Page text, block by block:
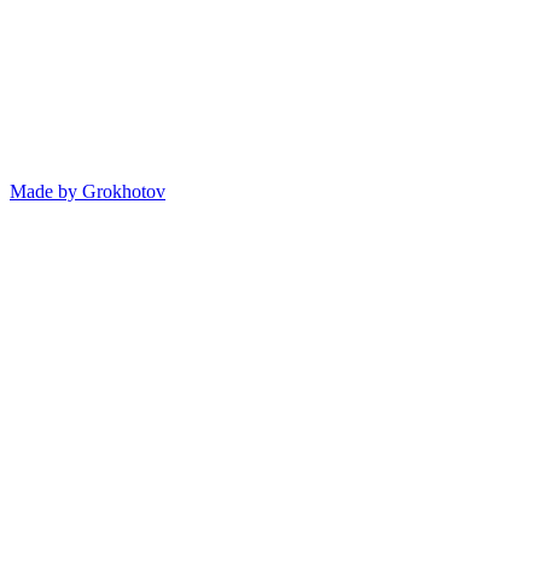
Made by Grokhotov